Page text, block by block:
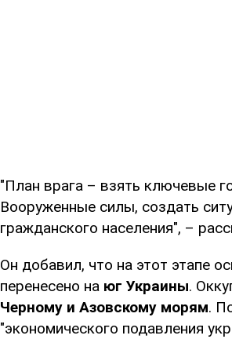
"План врага – взять ключевые
Вооруженные силы, создать
гражданского населения", –
Он добавил, что на этот этапе
перенесено на юг Украины.
Черному и Азовскому морям.
"экономического подавления